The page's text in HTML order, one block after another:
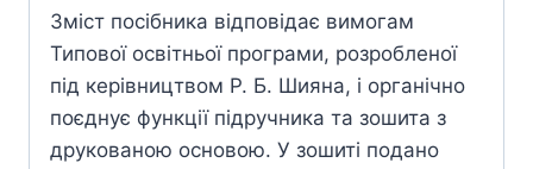
Зміст посібника відповідає вимогам
Типової освітньої програми, розробленої
під керівництвом Р. Б. Шияна, і органічно
поєднує функції підручника та зошита з
друкованою основою. У зошиті подано